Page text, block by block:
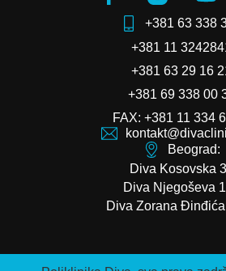
+381 63 338
+381 11
+381 63 29 16
+381 69 338 00
FAX: +381 11 334
Beograd:
Diva Kosovska
Diva Njegoševa
Diva Zorana